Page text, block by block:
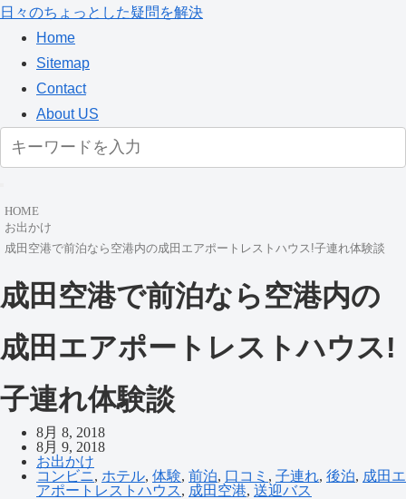
日々のちょっとした疑問を解決
Home
Sitemap
Contact
About US
HOME
お出かけ
成田空港で前泊なら空港内の成田エアポートレストハウス!子連れ体験談
成田空港で前泊なら空港内の
成田エアポートレストハウス!
子連れ体験談
8月 8, 2018
8月 9, 2018
お出かけ
コンビニ, ホテル, 体験, 前泊, 口コミ , 子連れ, 後泊, 成田エ
アポートレストハウス, 成田空港, 送迎バス